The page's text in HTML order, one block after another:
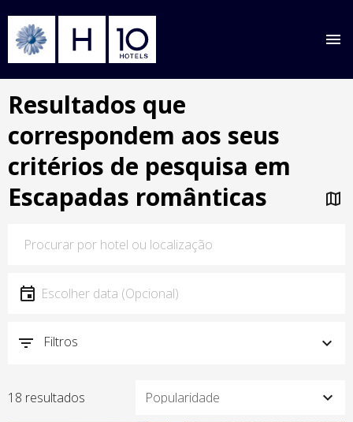
para
conteúdo
principal
Resultados que
correspondem aos seus
critérios de pesquisa em
Escapadas românticas
Data
Escolher data
Filtros
18 resultados